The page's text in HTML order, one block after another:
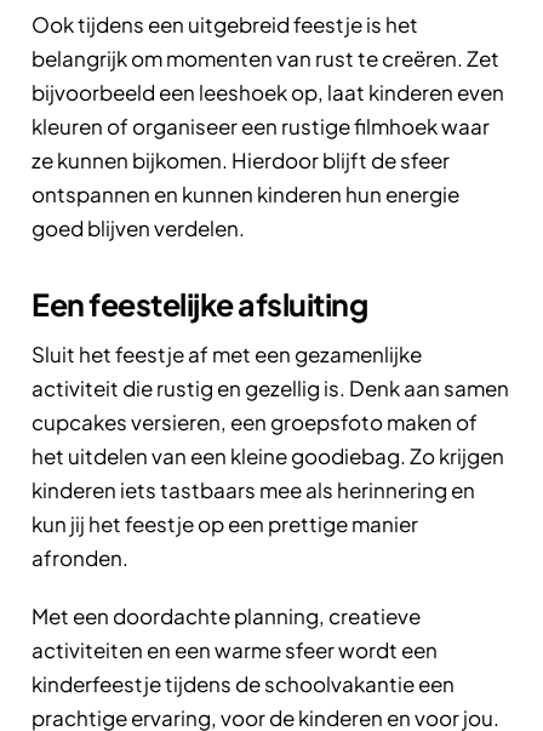
Ook tijdens een uitgebreid feestje is het
belangrijk om momenten van rust te creëren. Zet
bijvoorbeeld een leeshoek op, laat kinderen even
kleuren of organiseer een rustige filmhoek waar
ze kunnen bijkomen. Hierdoor blijft de sfeer
ontspannen en kunnen kinderen hun energie
goed blijven verdelen.
Een feestelijke afsluiting
Sluit het feestje af met een gezamenlijke
activiteit die rustig en gezellig is. Denk aan samen
cupcakes versieren, een groepsfoto maken of
het uitdelen van een kleine goodiebag. Zo krijgen
kinderen iets tastbaars mee als herinnering en
kun jij het feestje op een prettige manier
afronden.
Met een doordachte planning, creatieve
activiteiten en een warme sfeer wordt een
kinderfeestje tijdens de schoolvakantie een
prachtige ervaring, voor de kinderen en voor jou.